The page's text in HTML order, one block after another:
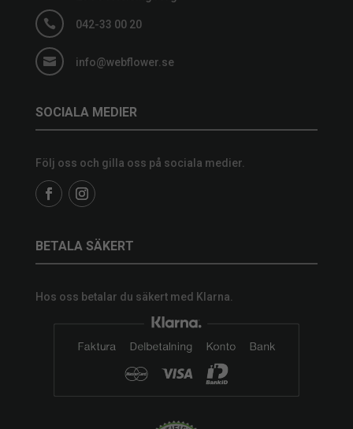
 042-33 00 20
 info@webflower.se
SOCIALA MEDIER
Följ oss och gilla oss på sociala medier.
BETALA SÄKERT
Hos oss betalar du säkert med Klarna.